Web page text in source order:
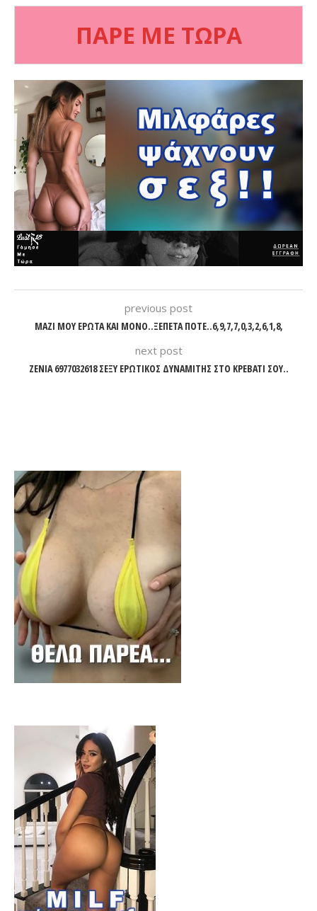
ΠΑΡΕ ΜΕ ΤΩΡΑ
previous post
ΜΑΖΙ ΜΟΥ ΕΡΩΤΑ ΚΑΙ ΜΟΝΟ..ΞΕΠΕΤΑ ΠΟΤΕ..6,9,7,7,0,3,2,6,1,8,
next post
ΖΕΝΙΑ 6977032618 ΣΕΞY ΕΡΩΤΙΚΟΣ ΔΥΝΑΜΙΤΗΣ ΣΤΟ ΚΡΕΒΑΤΙ ΣΟΥ..